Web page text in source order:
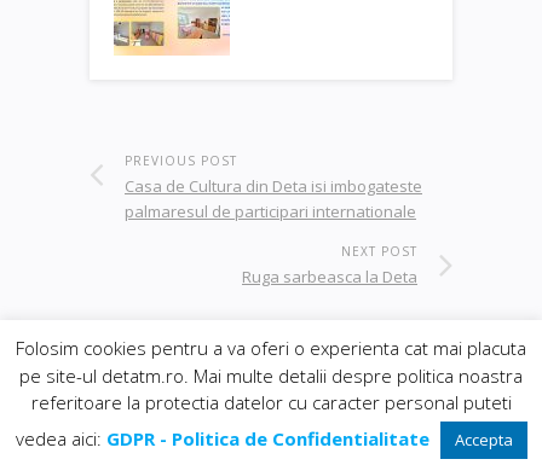
PREVIOUS POST
Casa de Cultura din Deta isi imbogateste
palmaresul de participari internationale
NEXT POST
Ruga sarbeasca la Deta
© 2019Orasul Deta| realizat deDowMedia|
Folosim cookies pentru a va oferi o experienta cat mai placuta
pe site-ul detatm.ro. Mai multe detalii despre politica noastra
referitoare la protectia datelor cu caracter personal puteti
vedea aici: GDPR - Politica de Confidentialitate Accepta